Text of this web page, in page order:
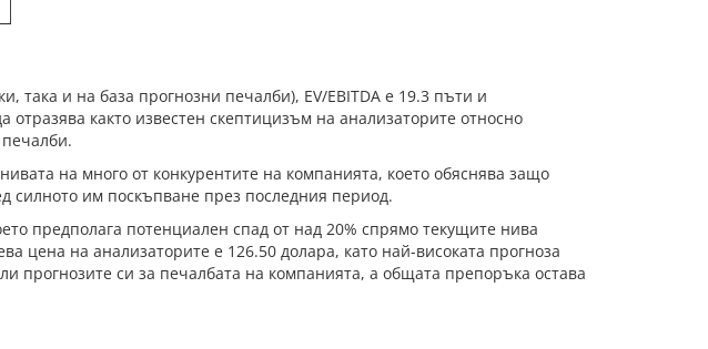
така и на база прогнозни печалби), EV/EBITDA е 19.3 пъти и
както известен скептицизъм на анализаторите относно
на много от конкурентите на компанията, което обяснява защо
силното им поскъпване през последния период.
предполага потенциален спад от над 20% спрямо текущите нива
цена на анализаторите е 126.50 долара, като най-високата прогноза
прогнозите си за печалбата на компанията, а общата препоръка остава